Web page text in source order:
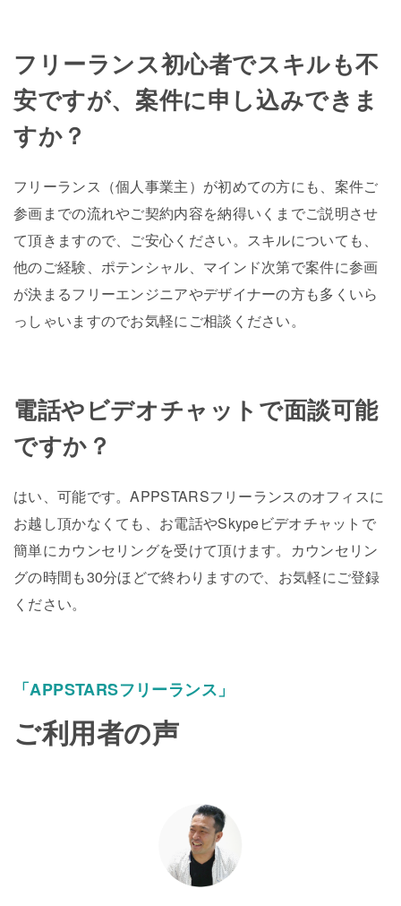
フリーランス初心者でスキルも不
安ですが、案件に申し込みできま
すか？
フリーランス（個人事業主）が初めての方にも、案件ご
参画までの流れやご契約内容を納得いくまでご説明させ
て頂きますので、ご安心ください。スキルについても、
他のご経験、ポテンシャル、マインド次第で案件に参画
が決まるフリーエンジニアやデザイナーの方も多くいら
っしゃいますのでお気軽にご相談ください。
電話やビデオチャットで面談可能
ですか？
はい、可能です。APPSTARSフリーランスのオフィスに
お越し頂かなくても、お電話やSkypeビデオチャットで
簡単にカウンセリングを受けて頂けます。カウンセリン
グの時間も30分ほどで終わりますので、お気軽にご登録
ください。
「APPSTARSフリーランス」
ご利用者の声